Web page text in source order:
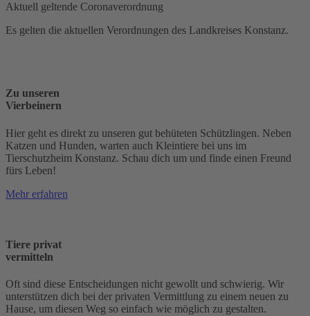
Aktuell geltende Coronaverordnung
Es gelten die aktuellen Verordnungen des Landkreises Konstanz.
Zu unseren
Vierbeinern
Hier geht es direkt zu unseren gut behüteten Schützlingen. Neben
Katzen und Hunden, warten auch Kleintiere bei uns im
Tierschutzheim Konstanz. Schau dich um und finde einen Freund
fürs Leben!
Mehr erfahren
Tiere privat
vermitteln
Oft sind diese Entscheidungen nicht gewollt und schwierig. Wir
unterstützen dich bei der privaten Vermittlung zu einem neuen zu
Hause, um diesen Weg so einfach wie möglich zu gestalten.